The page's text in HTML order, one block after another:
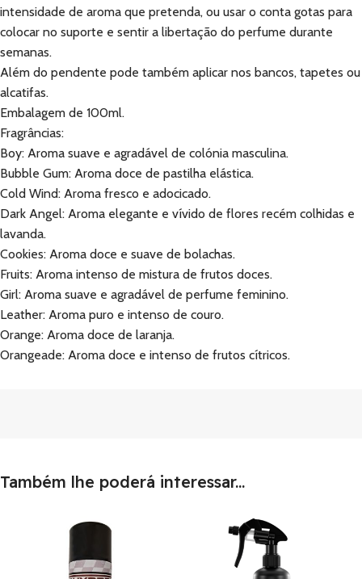
intensidade de aroma que pretenda, ou usar o conta gotas para
colocar no suporte e sentir a libertação do perfume durante
semanas.
Além do pendente pode também aplicar nos bancos, tapetes ou
alcatifas.
Embalagem de 100ml.
Fragrâncias:
Boy: Aroma suave e agradável de colónia masculina.
Bubble Gum: Aroma doce de pastilha elástica.
Cold Wind: Aroma fresco e adocicado.
Dark Angel: Aroma elegante e vívido de flores recém colhidas e
lavanda.
Cookies: Aroma doce e suave de bolachas.
Fruits: Aroma intenso de mistura de frutos doces.
Girl: Aroma suave e agradável de perfume feminino.
Leather: Aroma puro e intenso de couro.
Orange: Aroma doce de laranja.
Orangeade: Aroma doce e intenso de frutos cítricos.
Também lhe poderá interessar...